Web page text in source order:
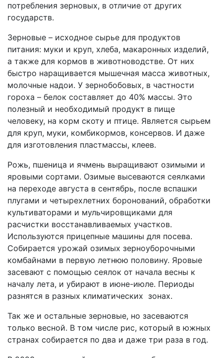
потребления зерновых, в отличие от других
государств.
Зерновые – исходное сырье для продуктов
питания: муки и круп, хлеба, макаронных изделий,
а также для кормов в животноводстве. От них
быстро наращивается мышечная масса животных,
молочные надои. У зернобобовых, в частности
гороха – белок составляет до 40% массы. Это
полезный и необходимый продукт в пище
человеку, на корм скоту и птице. Является сырьем
для круп, муки, комбикормов, консервов. И даже
для изготовления пластмассы, клеев.
Рожь, пшеница и ячмень выращивают озимыми и
яровыми сортами. Озимые высеваются сеялками
на переходе августа в сентябрь, после вспашки
плугами и четырехлетних боронований, обработки
культиваторами и мульчировщиками для
расчистки восстанавливаемых участков.
Используются прицепные машины для посева.
Собирается урожай озимых зерноуборочными
комбайнами в первую летнюю половину. Яровые
засевают с помощью сеялок от начала весны к
началу лета, и убирают в июне-июле. Периоды
разнятся в разных климатических зонах.
Так же и остальные зерновые, но засеваются
только весной. В том числе рис, который в южных
странах собирается по два и даже три раза в год.